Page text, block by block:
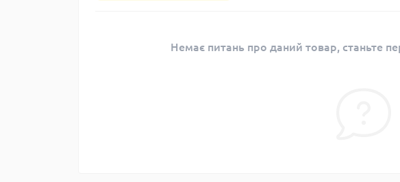
Немає питань про даний товар, станьте